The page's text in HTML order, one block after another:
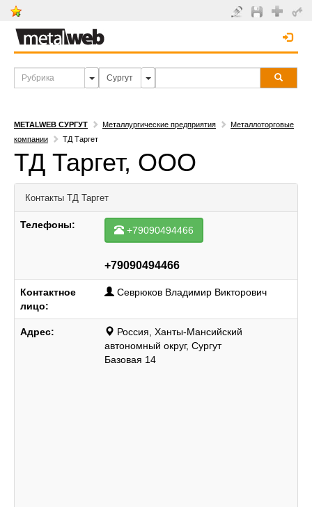
METALWEB СУРГУТ Металлургические предприятия
Металлоторговые
компании
ТД Таргет
ТД Таргет, ООО
Контакты ТД Таргет
Телефоны: +79090494466
+79090494466
Контактное
лицо:
Севрюков Владимир Викторович
Адрес:
Россия, Ханты-Мансийский
автономный округ, Сургут
Базовая 14